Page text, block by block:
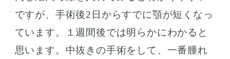
ですが、手術後2日からすでに顎が短くなっ
ています。１週間後では明らかにわかると
思います。中抜きの手術をして、一番腫れ